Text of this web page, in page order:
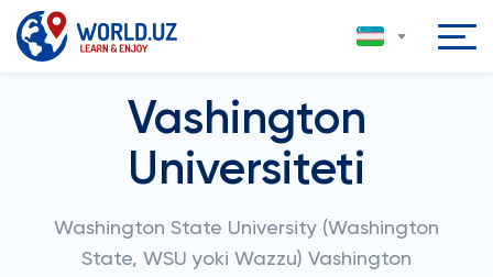
Vashington
Universiteti
Washington State University (Washington
State, WSU yoki Wazzu) Vashington